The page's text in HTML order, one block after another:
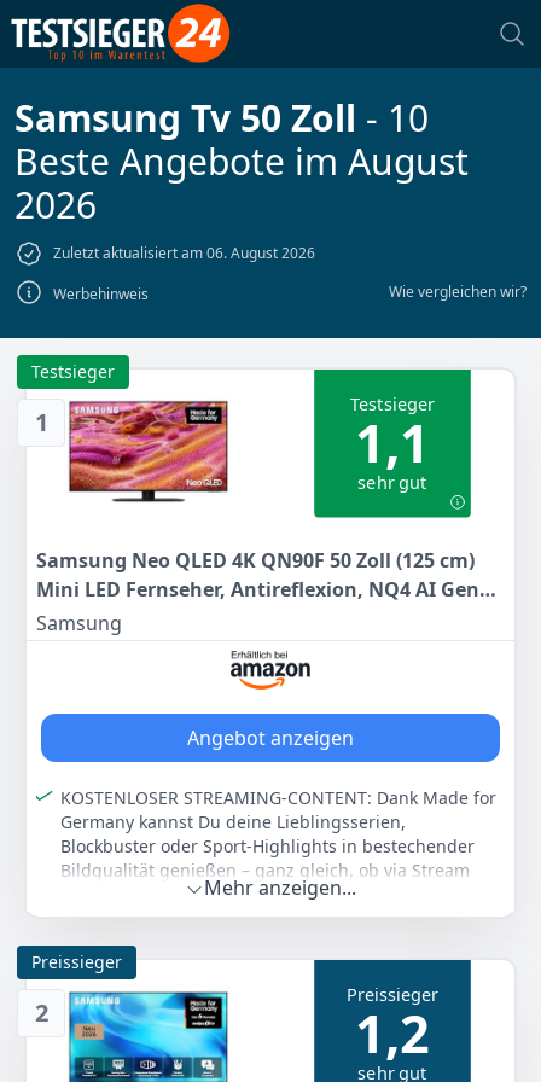
Samsung Tv 50 Zoll - 10
Beste Angebote im August
2026
Zuletzt aktualisiert am 06. August 2026
Werbehinweis
Wie vergleichen wir?
1
Testsieger
Testsieger
1,1
sehr gut
Samsung Neo QLED 4K QN90F 50 Zoll (125 cm)
Mini LED Fernseher, Antireflexion, NQ4 AI Gen3
Prozessor, Neo Quantum HDR, 4K Upscaling Pro,
Dolby Atmos, Knox Security, Samsung Vision AI
Samsung
Angebot anzeigen
KOSTENLOSER STREAMING-CONTENT: Dank Made for
Germany kannst Du deine Lieblingsserien,
Blockbuster oder Sport-Highlights in bestechender
Bildqualität genießen – ganz gleich, ob via Stream
oder Satellit. Einfach Aktions-TV oder Aktions-
Soundbar mit deutschem Modell-Code kaufen und
kostenlosen Streaming-Content dazu erhalten.
BRILLANZ OHNE REFLEXIONEN: Genieße dank Glare
Free ein perfektes Bild ohne Spiegelungen. Zusätzlich
liefert Neo Quantum Mini LED HDR atemberaubende
4K-Bilder mit intensiven Farben, feinen Details und
tiefen Kontrasten.
Mehr anzeigen...
2
Preissieger
Preissieger
1,2
sehr gut